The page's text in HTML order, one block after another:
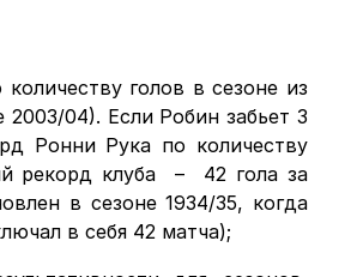
голов в сезоне из
04). Если Робин забьет 3
Ронни Рука по количеству
рекорд клуба – 42 гола за
в сезоне 1934/35, когда
в себя 42 матча);